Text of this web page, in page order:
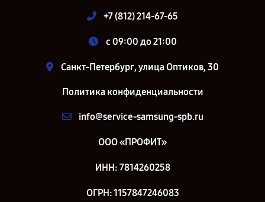
+7 (812) 214-67-65
c 09:00 до 21:00
Санкт-Петербург, улица Оптиков, 30
Политика конфиденциальности
info@service-samsung-spb.ru
ООО «ПРОФИТ»
ИНН: 7814260258
ОГРН: 1157847246083